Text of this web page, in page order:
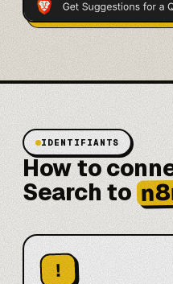
IDENTIFIANTS
How to
Search to
!